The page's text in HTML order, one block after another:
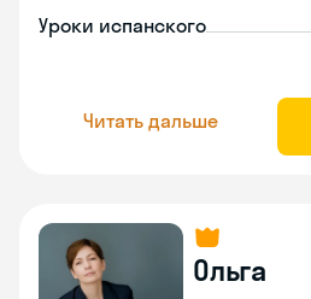
Уроки испанского
Читать дальше
Ольга